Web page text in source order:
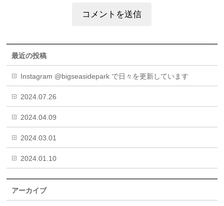
最近の投稿
Instagram @bigseasidepark で日々を更新しています
2024.07.26
2024.04.09
2024.03.01
2024.01.10
アーカイブ